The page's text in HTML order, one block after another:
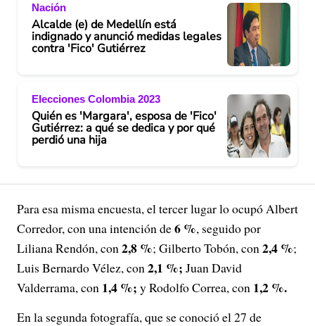
Nación
Alcalde (e) de Medellín está
indignado y anunció medidas legales
contra 'Fico' Gutiérrez
Elecciones Colombia 2023
Quién es 'Margara', esposa de 'Fico'
Gutiérrez: a qué se dedica y por qué
perdió una hija
Para esa misma encuesta, el tercer lugar lo ocupó Albert
Corredor, con una intención de6 %, seguido por
Liliana Rendón, con2,8 %; Gilberto Tobón, con2,4 %;
Luis Bernardo Vélez, con2,1 %; Juan David
Valderrama, con 1,4 %; y Rodolfo Correa, con 1,2 %.
En la segunda fotografía, que se conoció el 27 de